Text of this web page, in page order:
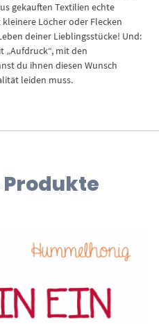
gekauften Textilien echte
Löcher oder Flecken
deiner Lieblingsstücke! Und:
„Aufdruck“, mit den
du ihnen diesen Wunsch
leiden muss.